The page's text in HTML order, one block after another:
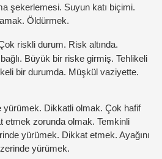
şekerlemesi. Suyun katı biçimi.
Öldürmek.
riskli durum. Risk altında.
Büyük bir riske girmiş. Tehlikeli
bir durumda. Müşkül vaziyette.
yürümek. Dikkatli olmak. Çok hafif
etmek zorunda olmak. Temkinli
yürümek. Dikkat etmek. Ayağını
yürümek.